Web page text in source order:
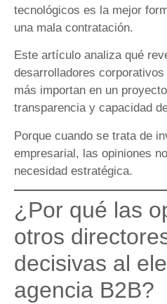
tecnológicos es la mejor
una mala contratación.
Este artículo analiza qué
desarrolladores
más importan en un
transparencia y capacidad
Porque cuando se trata de
empresarial, las opiniones
necesidad estratégica.
¿Por qué las
otros
decisivas al
agencia B2B?